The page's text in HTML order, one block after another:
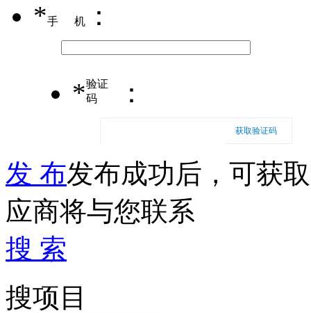
*手机 ：
*验证
码
：
获取验证码
发 布发布成功后，可获
应商将与您联系
搜 索
搜项目